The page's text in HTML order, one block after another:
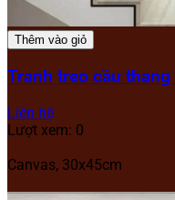
Thêm vào giỏ
Tranh treo cầu
Liên hệ
Lượt xem: 0
Canvas, 30x45cm